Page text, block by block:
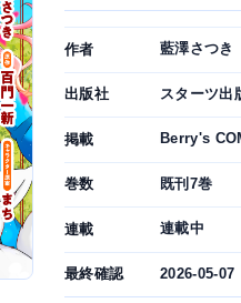
作者 藍澤さつき
出版社 スターツ出
掲載 Berry's
巻数 既刊7巻
連載 連載中
最終確認 2026-05-07